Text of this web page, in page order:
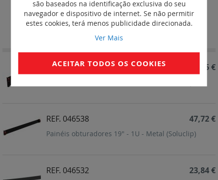
Painéis obturadores 19''
Ordenar por
Definir
REF. 046539 49,45 €
REF. 046538
Painéis obturadores 19" - 1U - Metal (Soluclip)
47,72 €
REF. 046532 23,84 €
são baseados na identificação exclusiva do seu
navegador e dispositivo de internet. Se não permitir
estes cookies, terá menos publicidade direcionada.
Ver Mais
ACEITAR TODOS OS COOKIES